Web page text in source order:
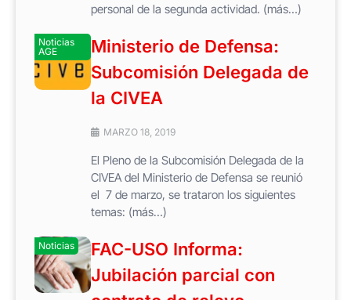
personal de la segunda actividad. (más…)
Noticias
AGE
Ministerio de Defensa:
Subcomisión Delegada de
la CIVEA
MARZO 18, 2019
El Pleno de la Subcomisión Delegada de la
CIVEA del Ministerio de Defensa se reunió
el 7 de marzo, se trataron los siguientes
temas: (más…)
Noticias
FAC-USO Informa:
Jubilación parcial con